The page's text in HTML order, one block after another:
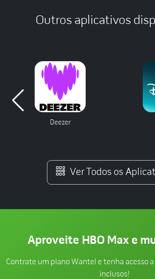
Outros aplicativos
Deezer
Ver Todos os
Aproveite HBO Max e
Contrate um plano Wantel e tenha acesso
inclusos!